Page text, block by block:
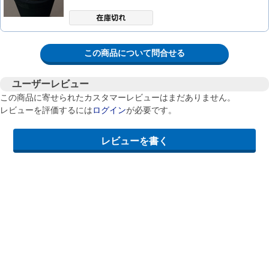
この商品について問合せる
ユーザーレビュー
この商品に寄せられたカスタマーレビューはまだありません。
レビューを評価するにはログインが必要です。